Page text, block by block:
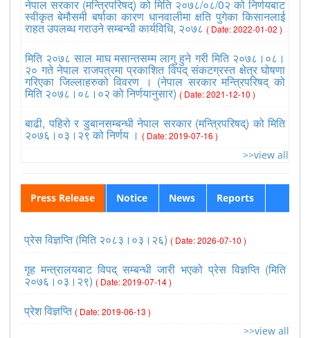
नेपाल सरकार (मन्त्रिपरिषद्) को मिति २०७८/०८/0२ को निर्णयबाट
स्वीकृत बेमौसमी बर्षाका कारण धानवालीमा क्षति पुगेका किसानलाई
राहत उपलब्ध गराउने सम्बन्धी कार्यविधि, २०७८ ( Date: 2022-01-02 )
मिति २०७८ साल माघ मसान्तसम्म लागु हुने गरी मिति २०७८।०८।
२० गते नेपाल राजपत्रमा प्रकाशित विपद् संकटग्रस्त क्षेत्र घोषणा
गरिएका जिल्लाहरुको विवरण । (नेपाल सरकार मन्त्रिपरिषद् को
मिति २०७८।०८।०२ को निर्णयानुसार) ( Date: 2021-12-10 )
बाढी, पहिरो र डुबानसम्बन्धी नेपाल सरकार (मन्त्रिपरिषद्) को मिति
२०७६।०३।२९ को निर्णय । ( Date: 2019-07-16 )
>>view all
Press Release Notice News Reports
प्रेस विज्ञप्ति (मिति २०८३।०३।२६) ( Date: 2026-07-10 )
गृह मन्त्रालयबाट विपद् सम्बन्धी जारी भएको प्रेस विज्ञप्ति (मिति
२०७६।०३।२९) ( Date: 2019-07-14 )
प्रेश विज्ञप्ति ( Date: 2019-06-13 )
>>view all